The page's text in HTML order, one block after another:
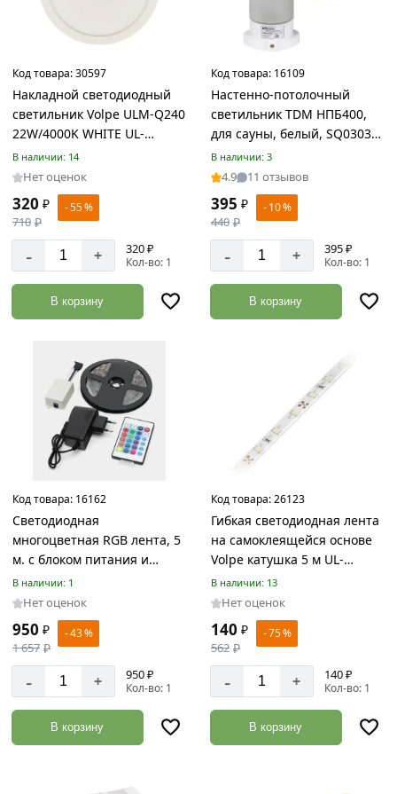
Столярные
Товаров
по
акции:
190
Электро
бензоинструмент
Товаров
по
109
по
бетону
акции:
Сверла
Товаров
по
акции:
Слесарные
инструменты
Товаров
акции:
186
Перчатки
и
рукавицы
Товаров
акции:
5
Код товара:30597
Накладной светодиодный
светильник Volpe ULM-Q240
22W/4000K WHITE UL-
00005824
В наличии: 14
Нет оценок
320 ₽
710 ₽
- 55 %
- + 320 ₽
Кол-во: 1
В корзину
Код товара: 16109
Настенно-потолочный
светильник TDM НПБ400,
для сауны, белый, SQ0303-
0048
В наличии: 3
4.9 11 отзывов
395 ₽
440 ₽
- 10 %
- + 395 ₽
Кол-во: 1
В корзину
Код товара: 16162
Светодиодная
многоцветная RGB лента, 5
м. с блоком питания и
пультом
В наличии: 1
Нет оценок
950 ₽
1 657 ₽
- 43 %
- + 950 ₽
Кол-во: 1
В корзину
Код товара:26123
Гибкая светодиодная лента
на самоклеящейся основе
Volpe катушка 5 м UL-
00004532
В наличии: 13
Нет оценок
140 ₽
562 ₽
- 75 %
- + 140 ₽
Кол-во: 1
В корзину